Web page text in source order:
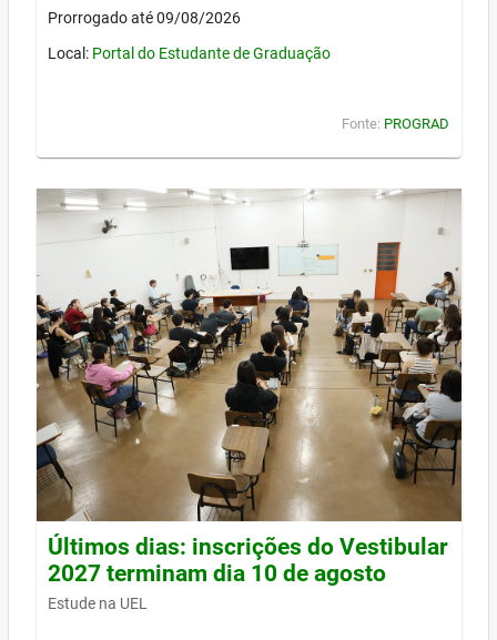
Prorrogado até 09/08/2026
Local: Portal do Estudante de Graduação
Fonte: PROGRAD
Últimos dias: inscrições do Vestibular
2027 terminam dia 10 de agosto
Estude na UEL